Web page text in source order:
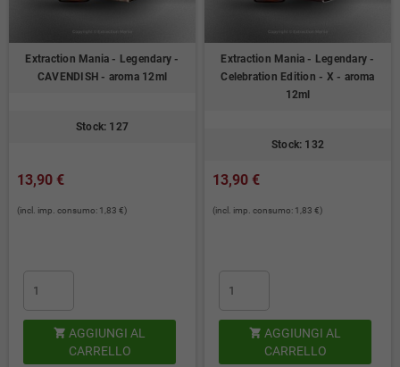
Extraction Mania - Legendary -
CAVENDISH - aroma 12ml
Stock: 127
13,90 €
(incl. imp. consumo: 1,83 €)
 AGGIUNGI AL
CARRELLO
Extraction Mania - Legendary -
Celebration Edition - X - aroma
12ml
Stock: 132
13,90 €
(incl. imp. consumo: 1,83 €)
 AGGIUNGI AL
CARRELLO